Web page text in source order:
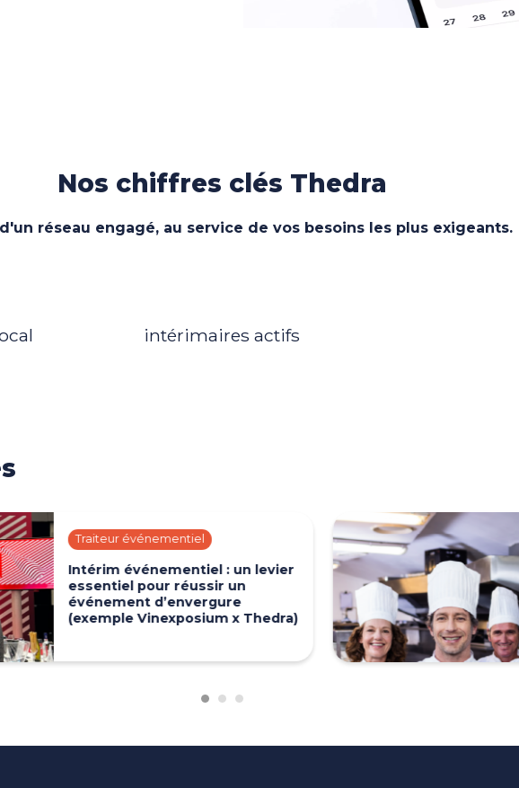
Nos chiffres clés Thedra
réseau engagé, au service de vos besoins les plus exigeants.
intérimaires actifs
événementiel
événementiel : un levier
pour réussir un
d’envergure
Vinexposium x Thedra)